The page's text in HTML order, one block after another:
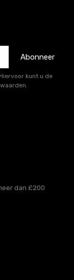
Abonneer
kunt u de
dan £200